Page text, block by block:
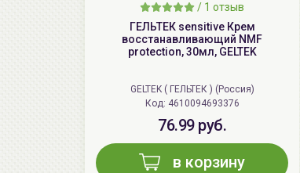
/ 1 отзыв
ГЕЛЬТЕК sensitive Крем
восстанавливающий NMF
protection, 30мл, GELTEK
GELTEK ( ГЕЛЬТЕК ) (Россия)
Код: 4610094693376
76.99 руб.
в корзину